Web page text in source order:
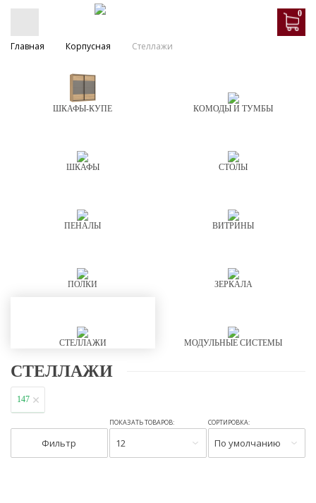
0
Главная Корпусная Стеллажи
ШКАФЫ-КУПЕ КОМОДЫ И ТУМБЫ
ШКАФЫ СТОЛЫ
ПЕНАЛЫ ВИТРИНЫ
ПОЛКИ ЗЕРКАЛА
СТЕЛЛАЖИ МОДУЛЬНЫЕ СИСТЕМЫ
СТЕЛЛАЖИ
147
Фильтр
ПОКАЗАТЬ ТОВАРОВ:
12
СОРТИРОВКА:
По умолчанию